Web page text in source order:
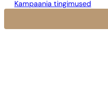
Kampaania tingimused